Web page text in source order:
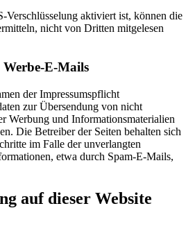
Verschlüsselung aktiviert ist, können die
nicht von Dritten mitgelesen
E-Mails
der Impressumspflicht
zur Übersendung von nicht
Werbung und Informationsmaterialien
Die Betreiber der Seiten behalten sich
im Falle der unverlangten
etwa durch Spam-E-Mails,
auf dieser Website